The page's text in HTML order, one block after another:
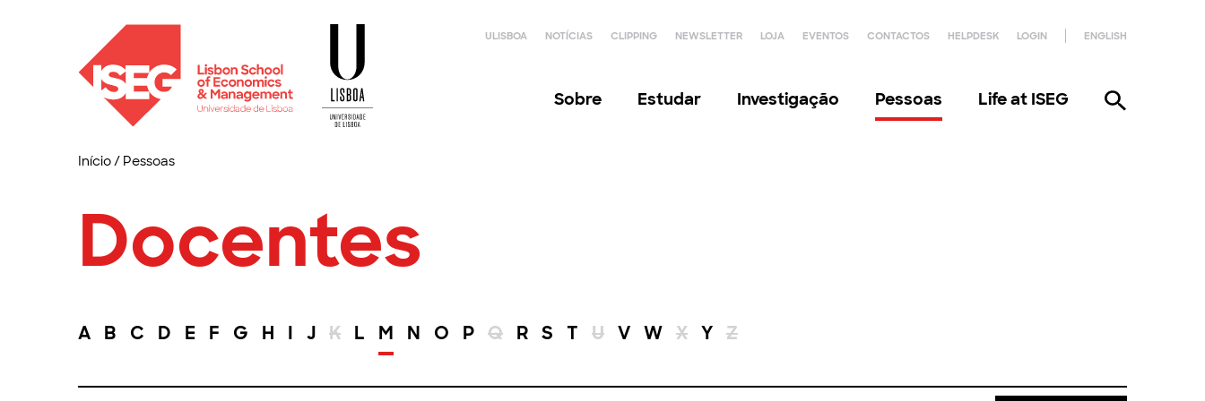
ULISBOA NOTÍCIAS CLIPPING NEWSLETTER LOJA EVENTOS CONTACTOS HELPDESK LOGIN ENGLISH
Sobre Estudar Investigação Pessoas Life at ISEG
Início/ Pessoas
Docentes
A B C D E F G H I J K L M N O P Q R S T U V W X Y Z